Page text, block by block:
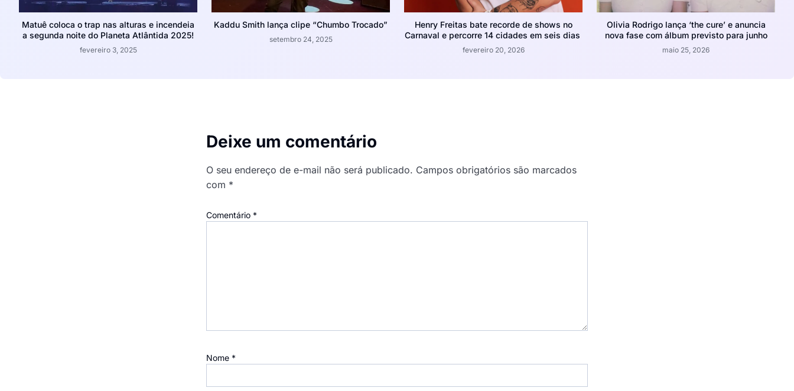
Matuê coloca o trap nas alturas e incendeia
a segunda noite do Planeta Atlântida 2025!
fevereiro 3, 2025
Kaddu Smith lança clipe “Chumbo Trocado”
setembro 24, 2025
Henry Freitas bate recorde de shows no
Carnaval e percorre 14 cidades em seis dias
fevereiro 20, 2026
Olivia Rodrigo lança ‘the cure’ e anuncia
nova fase com álbum previsto para junho
maio 25, 2026
Deixe um comentário
O seu endereço de e-mail não será publicado. Campos obrigatórios são marcados
com *
Comentário *
Nome *